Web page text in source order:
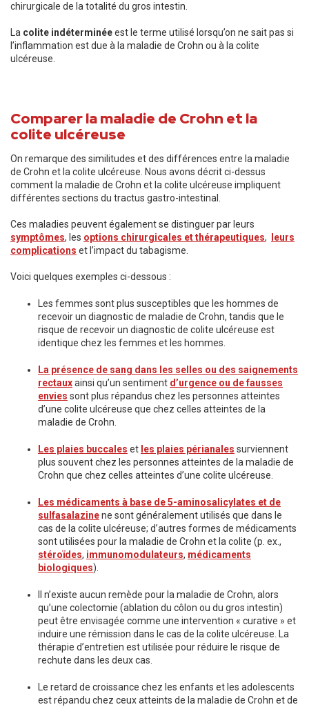
chirurgicale de la totalité du gros intestin.
La colite indéterminéeest le terme utilisé lorsqu’on ne sait pas si
l’inflammation est due à la maladie de Crohn ou à la colite
ulcéreuse.
Comparer la maladie de Crohn et la
colite ulcéreuse
On remarque des similitudes et des différences entre la maladie
de Crohn et la colite ulcéreuse. Nous avons décrit ci-dessus
comment la maladie de Crohn et la colite ulcéreuse impliquent
différentes sections du tractus gastro-intestinal.
Ces maladies peuvent également se distinguer par leurs
symptômes, les options chirurgicales et thérapeutiques,
leurs
complications et l’impact du tabagisme.
Voici quelques exemples ci-dessous :
Les femmes sont plus susceptibles que les hommes de
recevoir un diagnostic de maladie de Crohn, tandis que le
risque de recevoir un diagnostic de colite ulcéreuse est
identique chez les femmes et les hommes.
La présence de sang dans les selles ou des saignements
rectauxainsi qu’un sentiment d’urgence ou de fausses
envies sont plus répandus chez les personnes atteintes
d’une colite ulcéreuse que chez celles atteintes de la
maladie de Crohn.
Les plaies buccales et les plaies périanales surviennent
plus souvent chez les personnes atteintes de la maladie de
Crohn que chez celles atteintes d’une colite ulcéreuse.
Les médicaments à base de 5-aminosalicylates et de
sulfasalazinene sont généralement utilisés que dans le
cas de la colite ulcéreuse; d’autres formes de médicaments
sont utilisées pour la maladie de Crohn et la colite (p. ex.,
stéroïdes, immunomodulateurs, médicaments
biologiques).
Il n’existe aucun remède pour la maladie de Crohn, alors
qu’une colectomie (ablation du côlon ou du gros intestin)
peut être envisagée comme une intervention « curative » et
induire une rémission dans le cas de la colite ulcéreuse. La
thérapie d’entretien est utilisée pour réduire le risque de
rechute dans les deux cas.
Le retard de croissance chez les enfants et les adolescents
est répandu chez ceux atteints de la maladie de Crohn et de